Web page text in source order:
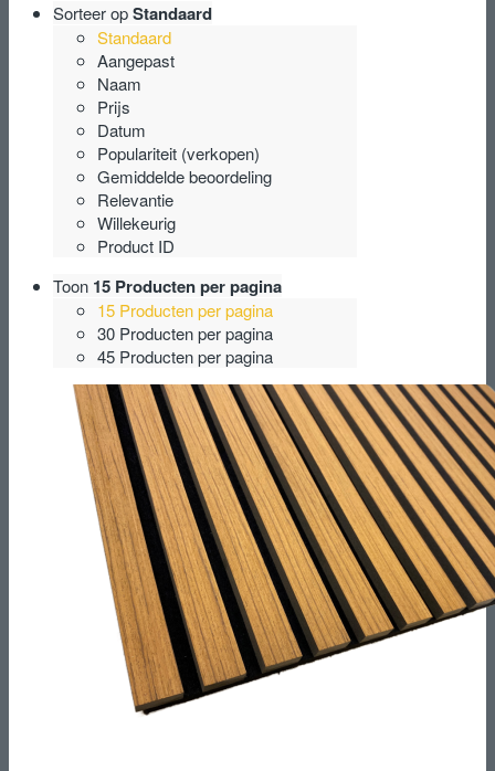
Sorteer opStandaard
Standaard
Aangepast
Naam
Prijs
Datum
Populariteit (verkopen)
Gemiddelde beoordeling
Relevantie
Willekeurig
Product ID
Toon 15 Producten per pagina
15 Producten per pagina
30 Producten per pagina
45 Producten per pagina